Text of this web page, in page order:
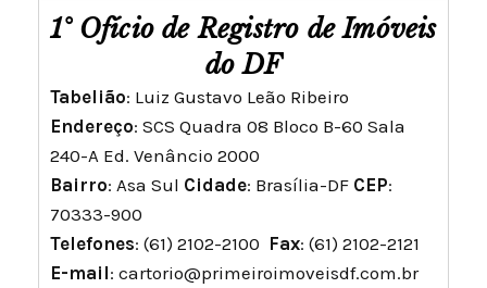
1° Ofício de Registro de Imóveis
do DF
Tabelião: Luiz Gustavo Leão Ribeiro
Endereço: SCS Quadra 08 Bloco B-60 Sala
240-A Ed. Venâncio 2000
Bairro: Asa Sul Cidade: Brasília-DF CEP:
70333-900
Telefones: (61) 2102-2100 Fax: (61) 2102-2121
E-mail: cartorio@primeiroimoveisdf.com.br